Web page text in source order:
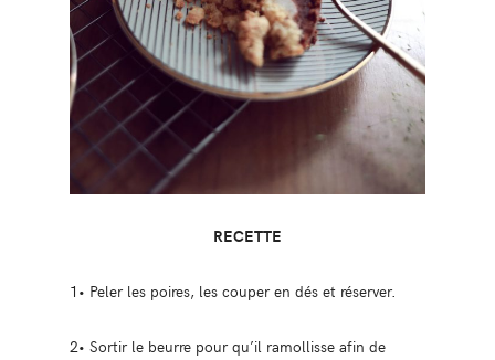
RECETTE
1• Peler les poires, les couper en dés et réserver.
2• Sortir le beurre pour qu’il ramollisse afin de